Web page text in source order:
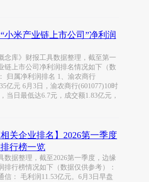
小米产业链上市公司”净利润
念库》财报工具数据整理，截至第一
链上市公司净利润排名情况如下（数
归属净利润排名 1、渝农商行
亿元 6月3日，渝农商行(601077)10时
当日最低达6.7元，成交额1.83亿元，
相关企业排名】2026第一季度
行榜一览
数据整理，截至2026第一季度，边缘
排行榜情况如下（数据仅供参考）：
信： 毛利润11.53亿元。6月3日早盘